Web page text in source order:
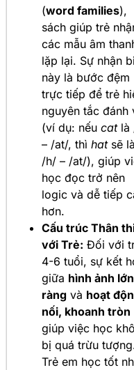
(word families),
sách giúp trẻ
các mẫu âm
lặp lại. Sự nhận
này là bước đệm
trực tiếp để trẻ
nguyên tắc đánh
(ví dụ: nếu catlà
– /at/, thì hatsẽ là
/h/ – /at/), giúp
học đọc trở nên
logic và dễ tiếp
hơn.
Cấu trúc Thân
với Trẻ: Đối với
4-6 tuổi, sự kết
giữa hình ảnh
ràng và hoạt
nối, khoanh tròn
giúp việc học
bị quá trừu
Trẻ em học tốt